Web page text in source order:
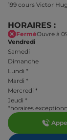
199 cours Victor
HORAIRES :
FerméOuvre à
Vendredi
Samedi
Dimanche
Lundi *
Mardi *
Mercredi *
Jeudi *
*horaires